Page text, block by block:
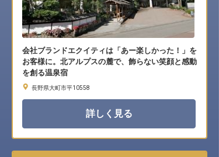
会社ブランドエクイティは「あー楽しかった！」を
お客様に。北アルプスの麓で、飾らない笑顔と感動
を創る温泉宿
長野県大町市平10558
詳しく見る